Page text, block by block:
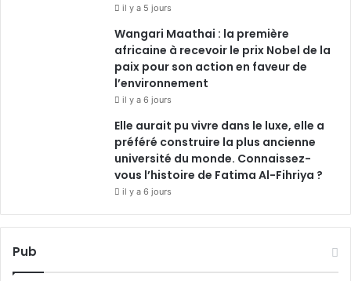
il y a 5 jours
Wangari Maathai : la première
africaine à recevoir le prix Nobel de la
paix pour son action en faveur de
l’environnement
il y a 6 jours
Elle aurait pu vivre dans le luxe, elle a
préféré construire la plus ancienne
université du monde. Connaissez-
vous l’histoire de Fatima Al-Fihriya ?
il y a 6 jours
Pub